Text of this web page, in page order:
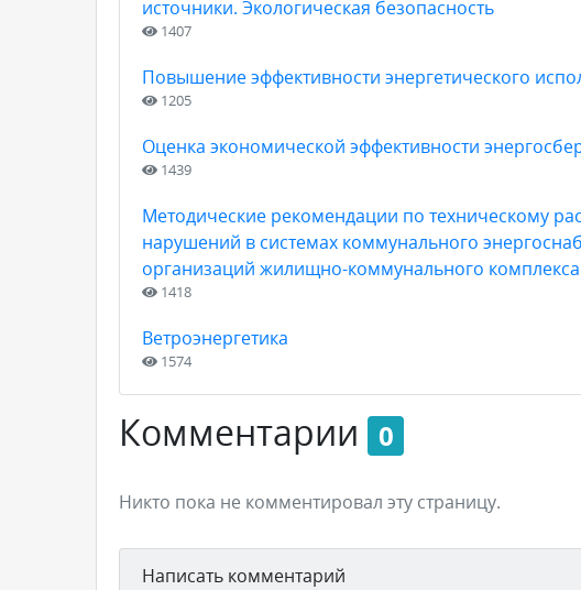
источники. Экологическая безопасность
1407
Повышение эффективности энергетического
1205
Оценка экономической эффективности
1439
Методические рекомендации по техническому
нарушений в системах коммунального
организаций жилищно-коммунального комплекса
1418
Ветроэнергетика
1574
Комментарии 0
Никто пока не комментировал эту страницу.
Написать комментарий